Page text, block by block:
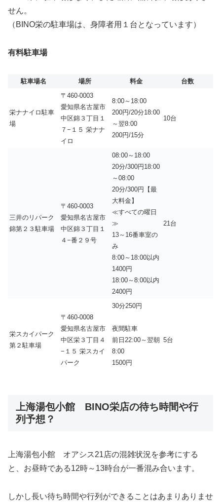
せん。
（BINO栄の駐車場は、身障者用１台となっています）
有料駐車場
駐車場名 場所 料金 台数
栄ナナイロ駐車
場
〒460-0003
愛知県名古屋市
中区錦３丁目１
７−１５ 栄ナナ
イロ
8:00～18:00
200円/20分18:00
～翌8:00
200円/15分
10台
三井のリパーク
錦第２３駐車場
〒460-0003
愛知県名古屋市
中区錦３丁目１
４−番２９号
08:00～18:00
20分/300円18:00
～08:00
20分/300円【最
大料金】
≪すべての曜日
≫
13～16番車室の
み
8:00～18:00以内
1400円
18:00～8:00以内
2400円
21台
栄スカイパーク
第２駐車場
〒460-0008
愛知県名古屋市
中区栄３丁目４
−１５ 栄スカイ
パーク
30分250円
夜間駐車
前日22:00～翌朝
8:00
1500円
5台
上海湯包小館 BINO栄店の待ち時間や行
列予想？
上海湯包小館 オアシス21店の混雑状況を参考にする
と、お昼時である12時～13時台が一番混み合います。
しかし長い待ち時間や行列ができることはあまりありませ